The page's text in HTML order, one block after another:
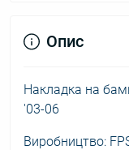
Опис
Накладка на
'03-06
Виробництво: